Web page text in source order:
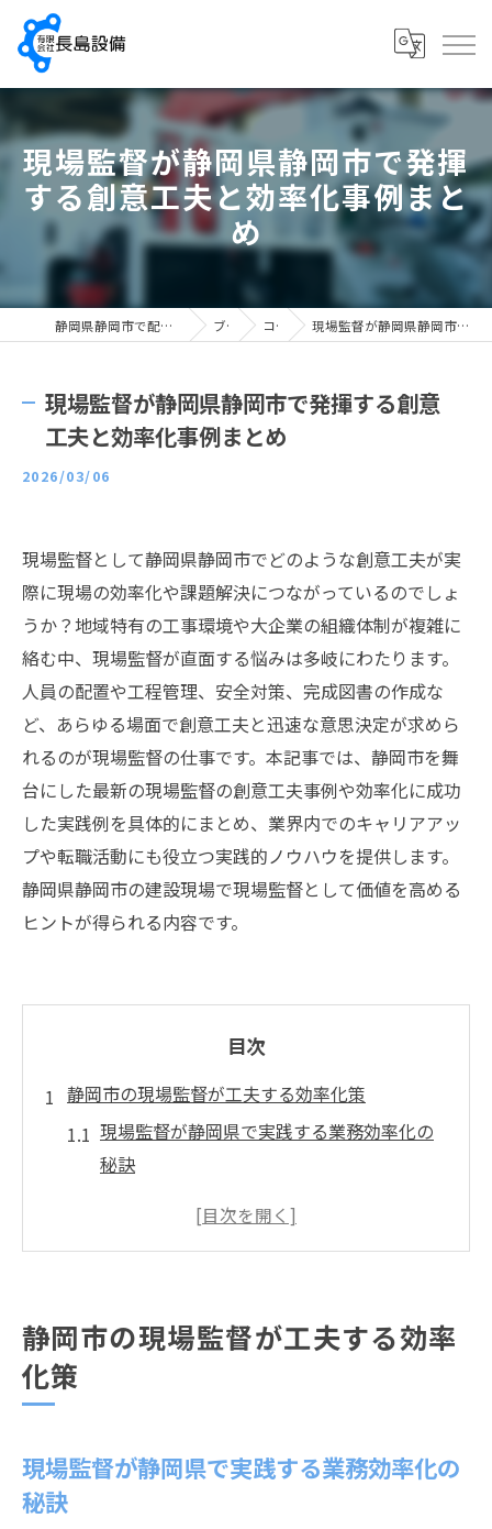
現場監督が静岡県静岡市で発揮
する創意工夫と効率化事例まと
め
静岡県静岡市で配管工の求人なら有限会社長島設備 ブログ コラム 現場監督が静岡県静岡市で発揮する創意工夫と効率化事例まとめ
現場監督が静岡県静岡市で発揮する創意
工夫と効率化事例まとめ
2026/03/06
現場監督として静岡県静岡市でどのような創意工夫が実
際に現場の効率化や課題解決につながっているのでしょ
うか？地域特有の工事環境や大企業の組織体制が複雑に
絡む中、現場監督が直面する悩みは多岐にわたります。
人員の配置や工程管理、安全対策、完成図書の作成な
ど、あらゆる場面で創意工夫と迅速な意思決定が求めら
れるのが現場監督の仕事です。本記事では、静岡市を舞
台にした最新の現場監督の創意工夫事例や効率化に成功
した実践例を具体的にまとめ、業界内でのキャリアアッ
プや転職活動にも役立つ実践的ノウハウを提供します。
静岡県静岡市の建設現場で現場監督として価値を高める
ヒントが得られる内容です。
目次
静岡市の現場監督が工夫する効率化策
現場監督が静岡県で実践する業務効率化の
秘訣
静岡市の現場監督が使う創意工夫の成功事
静岡県現場監督が注目する効率化チェック
現場監督の創意で変える施工プロセス
静岡市の現場監督が工夫する効率
化策
現場監督が静岡県で実践する業務効率化の
秘訣